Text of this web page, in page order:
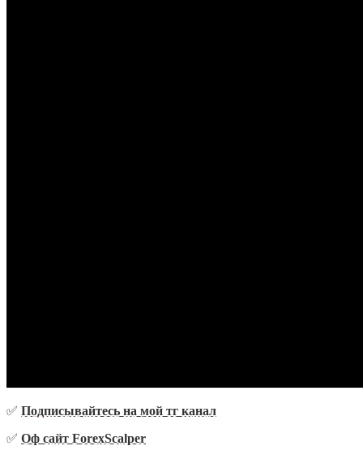
✅ Подписывайтесь на мой тг канал
✅ Оф сайт ForexScalper